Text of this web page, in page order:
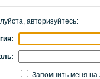
авторизуйтесь:
Запомнить меня на